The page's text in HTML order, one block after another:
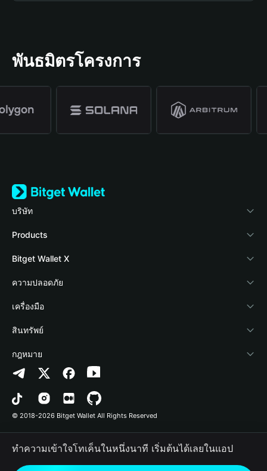
พันธมิตรโครงการ
บริษัท
เกี่ยวกับ Bitget Wallet
Blog
Academy
ข่าวสารด้านคริปโต
ศูนย์ช่วยเหลือ
ติดต่อเรา
ทรัพยากรข้อมูลของแบรนด์
อาชีพ
Products
Crypto Card
Stablecoin Earn
Payfi Crypto
Crypto Swap API
Altcoin Season Index
Prediction Markets
DApp
RWA
Bitget Wallet X
นักพัฒนา
เชื่อมต่อ Wallet
Bitget Wallet Pay
ลิสต์โปรเจกต์
ความปลอดภัย
Protection Fund
เทคโนโลยีความปลอดภัย
เครื่องมือ
ซื้อคริปโต
การตรวจจับการอนุญาต
การตรวจจับสัญญา
การโอนเป็นชุด
สินทรัพย์
Arbitrum
Avalanche
Bitcoin
Polygon
กฎหมาย
นโยบายความเป็นส่วนตัว
ข้อตกลงในการใช้บริการ
© 2018-2026 Bitget Wallet All Rights Reserved
ทำความเข้าใจโทเค็นในหนึ่งนาที เริ่มต้นได้เลยในแอป